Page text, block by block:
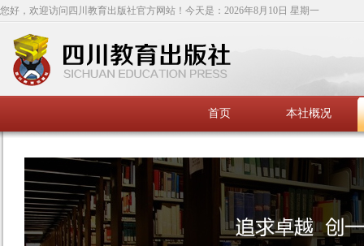
您好，欢迎访问四川教育出版社官方网站！今天是： 2026年8月10日 星期一
首页 本社概况